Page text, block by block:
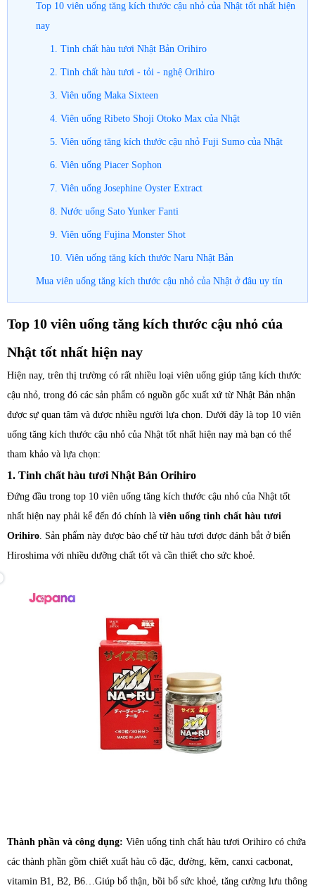
Top 10 viên uống tăng kích thước cậu nhỏ của Nhật tốt nhất hiện
nay
1. Tinh chất hàu tươi Nhật Bản Orihiro
2. Tinh chất hàu tươi - tỏi - nghệ Orihiro
3. Viên uống Maka Sixteen
4. Viên uống Ribeto Shoji Otoko Max của Nhật
5. Viên uống tăng kích thước cậu nhỏ Fuji Sumo của Nhật
6. Viên uống Piacer Sophon
7. Viên uống Josephine Oyster Extract
8. Nước uống Sato Yunker Fanti
9. Viên uống Fujina Monster Shot
10. Viên uống tăng kích thước Naru Nhật Bản
Mua viên uống tăng kích thước cậu nhỏ của Nhật ở đâu uy tín
Top 10 viên uống tăng kích thước cậu nhỏ của
Nhật tốt nhất hiện nay
Hiện nay, trên thị trường có rất nhiều loại viên uống giúp tăng kích thước
cậu nhỏ, trong đó các sản phẩm có nguồn gốc xuất xứ từ Nhật Bản nhận
được sự quan tâm và được nhiều người lựa chọn. Dưới đây là top 10 viên
uống tăng kích thước cậu nhỏ của Nhật tốt nhất hiện nay mà bạn có thể
tham khảo và lựa chọn:
1. Tinh chất hàu tươi Nhật Bản Orihiro
Đứng đầu trong top 10 viên uống tăng kích thước cậu nhỏ của Nhật tốt
nhất hiện nay phải kể đến đó chính là viên uống tinh chất hàu tươi
Orihiro. Sản phẩm này được bào chế từ hàu tươi được đánh bắt ở biển
Hiroshima với nhiều dưỡng chất tốt và cần thiết cho sức khoẻ.
Thành phần và công dụng: Viên uống tinh chất hàu tươi Orihiro có chứa
các thành phần gồm chiết xuất hàu cô đặc, đường, kẽm, canxi cacbonat,
vitamin B1, B2, B6…Giúp bổ thận, bồi bổ sức khoẻ, tăng cường lưu thông